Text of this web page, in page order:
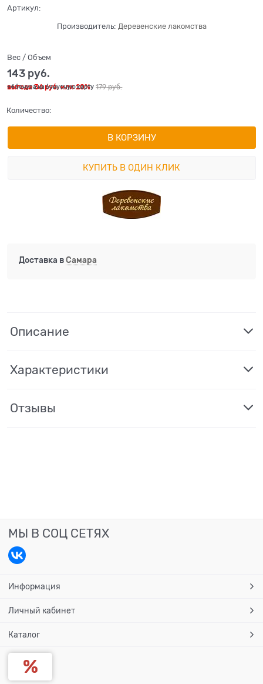
Артикул:
Производитель: Деревенские лакомства
Вес / Объем
179 руб.
143 руб.
выгода36 руб.или20%
+4 бонуса на бонусную карту
Количество:
В КОРЗИНУ
КУПИТЬ В ОДИН КЛИК
Доставка вСамара
Описание
Характеристики
Отзывы
МЫ В СОЦ СЕТЯХ
Информация
Личный кабинет
Каталог